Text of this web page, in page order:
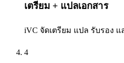
เตรียม + แปลเอกสาร
iVC จัดเตรียม แปล รับรอง
4